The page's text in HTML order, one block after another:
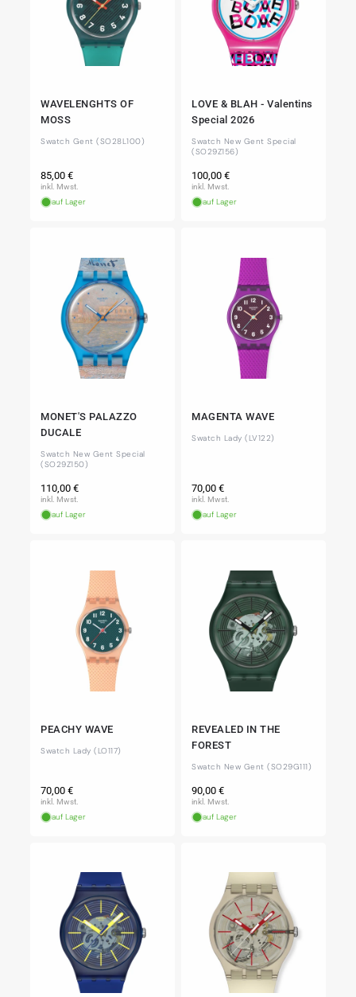
WAVELENGHTS OF
MOSS
Swatch Gent (SO28L100)
Normaler
Preis
85,00 €
inkl. Mwst.
auf Lager
LOVE & BLAH - Valentins
Special 2026
Swatch New Gent Special
(SO29Z156)
Normaler
Preis
100,00 €
inkl. Mwst.
auf Lager
MONET'S PALAZZO
DUCALE
Swatch New Gent Special
(SO29Z150)
Normaler
Preis
110,00 €
inkl. Mwst.
auf Lager
MAGENTA WAVE
Swatch Lady (LV122)
Normaler
Preis
70,00 €
inkl. Mwst.
auf Lager
PEACHY WAVE
Swatch Lady (LO117)
Normaler
Preis
70,00 €
inkl. Mwst.
auf Lager
REVEALED IN THE
FOREST
Swatch New Gent (SO29G111)
Normaler
Preis
90,00 €
inkl. Mwst.
auf Lager